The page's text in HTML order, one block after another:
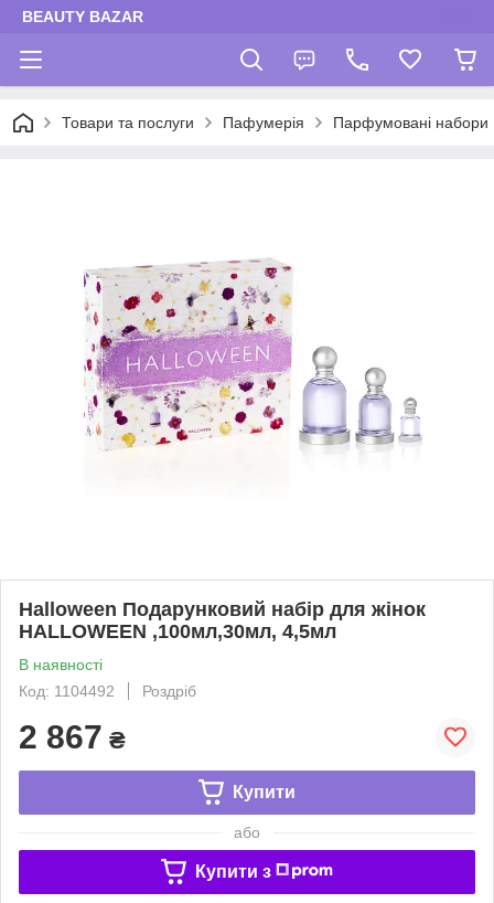
BEAUTY BAZAR
Товари та послуги Пафумерія Парфумовані набори
Halloween Подарунковий набір для жінок
HALLOWEEN ,100мл,30мл, 4,5мл
В наявності
Код: 1104492
Роздріб
2 867 ₴
Купити
або
Купити з